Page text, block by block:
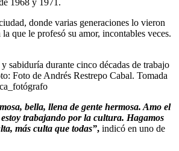
1968 y 1971.
donde varias generaciones lo vieron
que le profesó su amor, incontables veces.
sabiduría durante cinco décadas de trabajo
Foto de Andrés Restrepo Cabal. Tomada
bella, llena de gente hermosa. Amo el
trabajando por la cultura. Hagamos
más culta que todas”, indicó en uno de